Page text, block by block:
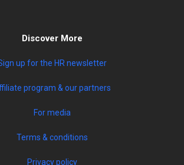
Discover More
up for the HR newsletter
program & our partners
For media
Terms & conditions
Privacy policy